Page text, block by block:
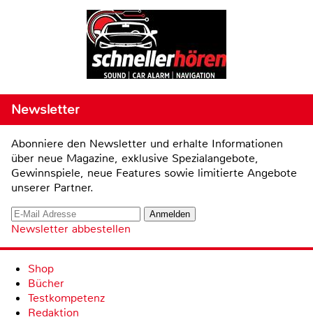
Newsletter
Abonniere den Newsletter und erhalte Informationen
über neue Magazine, exklusive Spezialangebote,
Gewinnspiele, neue Features sowie limitierte Angebote
unserer Partner.
Newsletter abbestellen
Shop
Bücher
Testkompetenz
Redaktion